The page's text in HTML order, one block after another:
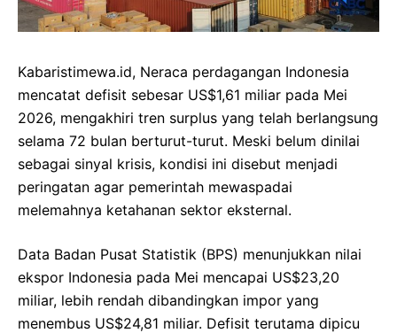
Kabaristimewa.id, Neraca perdagangan Indonesia
mencatat defisit sebesar US$1,61 miliar pada Mei
2026, mengakhiri tren surplus yang telah berlangsung
selama 72 bulan berturut-turut. Meski belum dinilai
sebagai sinyal krisis, kondisi ini disebut menjadi
peringatan agar pemerintah mewaspadai
melemahnya ketahanan sektor eksternal.
Data Badan Pusat Statistik (BPS) menunjukkan nilai
ekspor Indonesia pada Mei mencapai US$23,20
miliar, lebih rendah dibandingkan impor yang
menembus US$24,81 miliar. Defisit terutama dipicu